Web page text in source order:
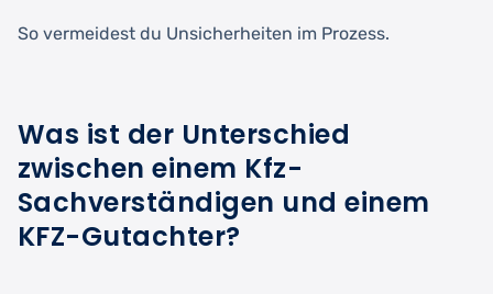
So vermeidest du Unsicherheiten im Prozess.
Was ist der Unterschied
zwischen einem Kfz-
Sachverständigen und einem
KFZ-Gutachter?